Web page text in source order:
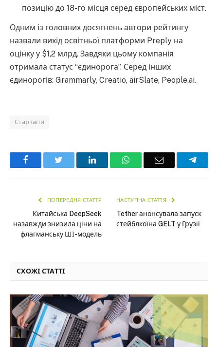
позицію до 18-го місця серед європейських міст.
Одним із головних досягнень автори рейтингу
назвали вихід освітньої платформи Preply на
оцінку у $1,2 млрд. Завдяки цьому компанія
отримала статус “єдинорога”. Серед інших
єдинорогів: Grammarly, Creatio, airSlate, People.ai.
Стартапи
Facebook LinkedInWhatsAppEmail
ПОПЕРЕДНЯ СТАТТЯ
Китайська DeepSeek
назавжди знизила ціни на
флагманську ШІ-модель
НАСТУПНА СТАТТЯ
Tether анонсувала запуск
стейблкоїна GELT у Грузії
СХОЖІ СТАТТІ